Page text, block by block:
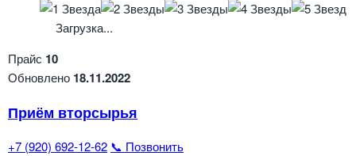
Загрузка...
Прайс 10
Обновлено 18.11.2022
Приём вторсырья
+7 (920) 692-12-62 📞 Позвонить